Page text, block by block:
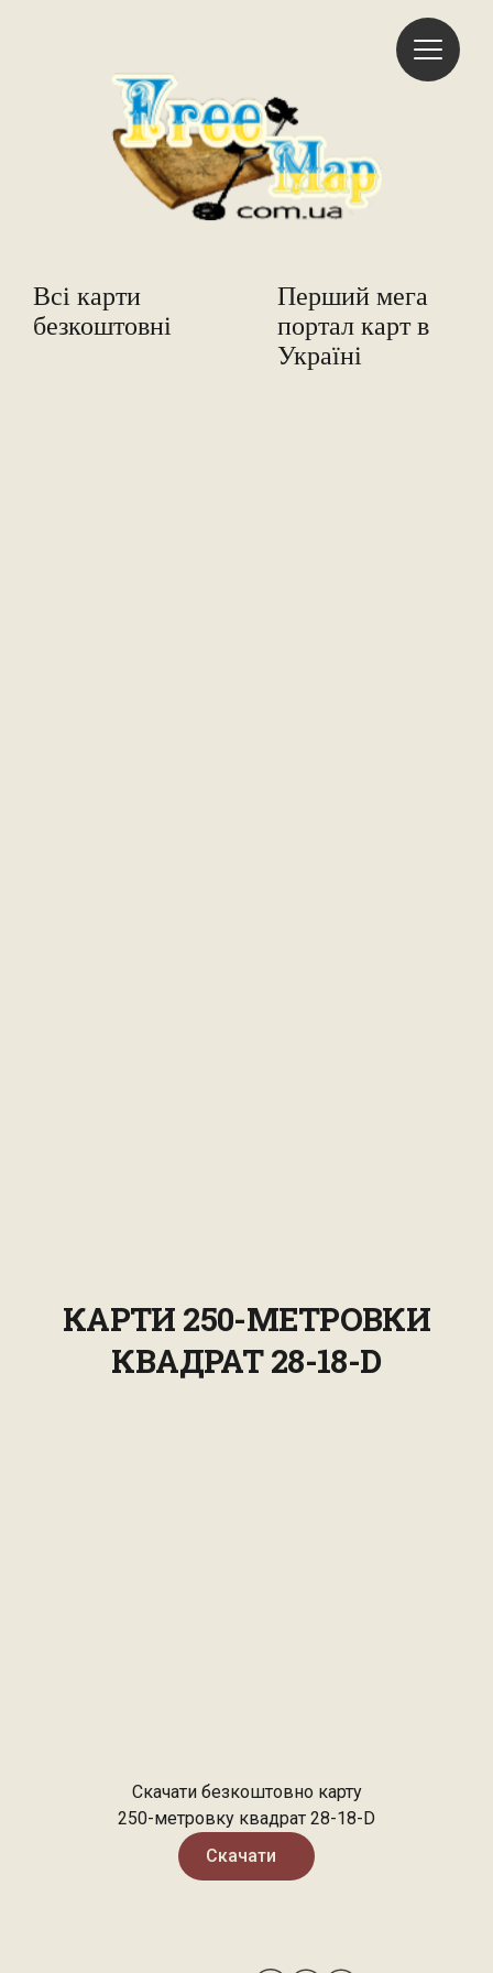
Всі карти
безкоштовні
Freemap
Перший мега
портал карт в
Україні
КАРТИ 250-МЕТРОВКИ
КВАДРАТ 28-18-D
Скачати безкоштовно карту
250-метровку квадрат 28-18-D
Скачати